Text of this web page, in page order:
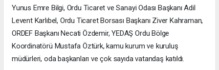
Yunus Emre Bilgi, Ordu Ticaret ve Sanayi Odası Başkanı Adil
Levent Karlıbel, Ordu Ticaret Borsası Başkanı Ziver Kahraman,
ORDEF Başkanı Necati Özdemir, YEDAŞ Ordu Bölge
Koordinatörü Mustafa Öztürk, kamu kurum ve kuruluş
müdürleri, oda başkanları ve çok sayıda vatandaş katıldı.